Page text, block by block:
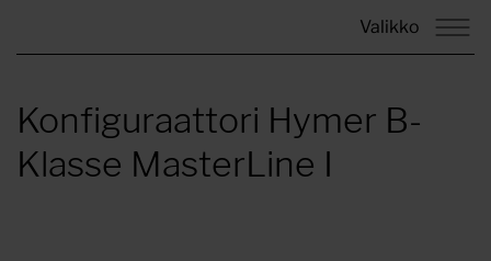
Valikko
Konfiguraattori Hymer B-
Klasse MasterLine I